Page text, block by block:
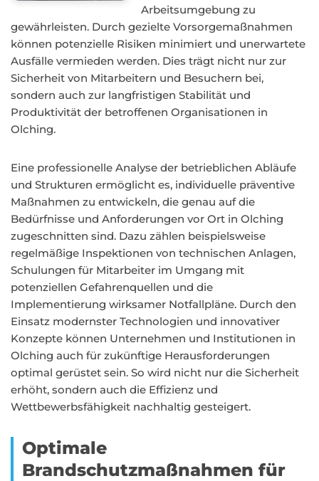
Arbeitsumgebung zu
gewährleisten. Durch gezielte Vorsorgemaßnahmen
können potenzielle Risiken minimiert und unerwartete
Ausfälle vermieden werden. Dies trägt nicht nur zur
Sicherheit von Mitarbeitern und Besuchern bei,
sondern auch zur langfristigen Stabilität und
Produktivität der betroffenen Organisationen in
Olching.
Eine professionelle Analyse der betrieblichen Abläufe
und Strukturen ermöglicht es, individuelle präventive
Maßnahmen zu entwickeln, die genau auf die
Bedürfnisse und Anforderungen vor Ort in Olching
zugeschnitten sind. Dazu zählen beispielsweise
regelmäßige Inspektionen von technischen Anlagen,
Schulungen für Mitarbeiter im Umgang mit
potenziellen Gefahrenquellen und die
Implementierung wirksamer Notfallpläne. Durch den
Einsatz modernster Technologien und innovativer
Konzepte können Unternehmen und Institutionen in
Olching auch für zukünftige Herausforderungen
optimal gerüstet sein. So wird nicht nur die Sicherheit
erhöht, sondern auch die Effizienz und
Wettbewerbsfähigkeit nachhaltig gesteigert.
Optimale
Brandschutzmaßnahmen für